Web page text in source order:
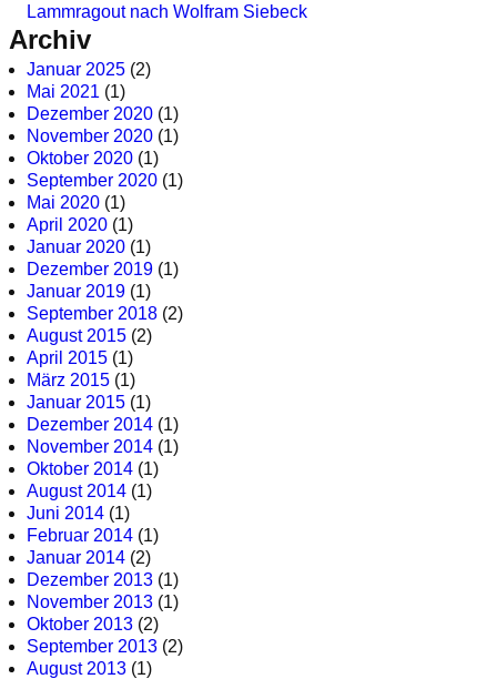
Lammragout nach Wolfram Siebeck
Archiv
Januar 2025 (2)
Mai 2021 (1)
Dezember 2020 (1)
November 2020 (1)
Oktober 2020 (1)
September 2020 (1)
Mai 2020 (1)
April 2020 (1)
Januar 2020 (1)
Dezember 2019 (1)
Januar 2019 (1)
September 2018 (2)
August 2015 (2)
April 2015 (1)
März 2015 (1)
Januar 2015 (1)
Dezember 2014 (1)
November 2014 (1)
Oktober 2014 (1)
August 2014 (1)
Juni 2014 (1)
Februar 2014 (1)
Januar 2014 (2)
Dezember 2013 (1)
November 2013 (1)
Oktober 2013 (2)
September 2013 (2)
August 2013 (1)